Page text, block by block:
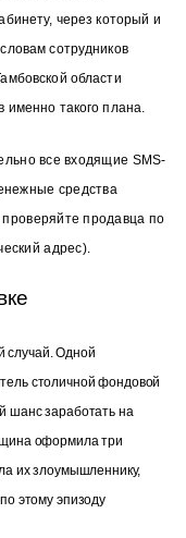
через который и
сотрудников
области
именно такого плана.
все входящие SMS-
средства
проверяйте продавца по
адрес).
случай. Одной
столичной фондовой
шанс заработать на
оформила три
их злоумышленнику,
этому эпизоду